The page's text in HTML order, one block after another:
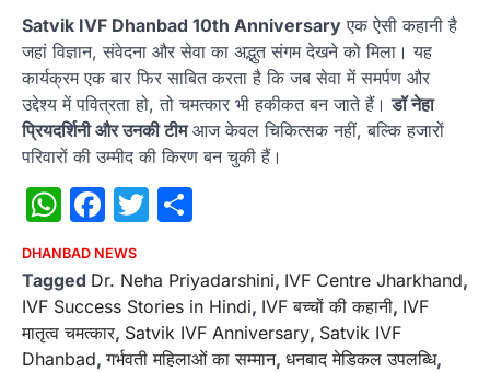
Satvik IVF Dhanbad 10th Anniversary एक ऐसी कहानी है
जहां विज्ञान, संवेदना और सेवा का अद्भुत संगम देखने को मिला। यह
कार्यक्रम एक बार फिर साबित करता है कि जब सेवा में समर्पण और
उद्देश्य में पवित्रता हो, तो चमत्कार भी हकीकत बन जाते हैं।डॉ नेहा
प्रियदर्शिनी और उनकी टीमआज केवल चिकित्सक नहीं, बल्कि हजारों
परिवारों की उम्मीद की किरण बन चुकी हैं।
WhatsApp
Facebook
Twitter
DHANBAD NEWS
Tagged Dr. Neha Priyadarshini, IVF Centre Jharkhand,
IVF Success Stories in Hindi, IVF बच्चों की कहानी, IVF
मातृत्व चमत्कार, Satvik IVF Anniversary, Satvik IVF
Dhanbad,गर्भवती महिलाओं का सम्मान, धनबाद मेडिकल उपलब्धि,